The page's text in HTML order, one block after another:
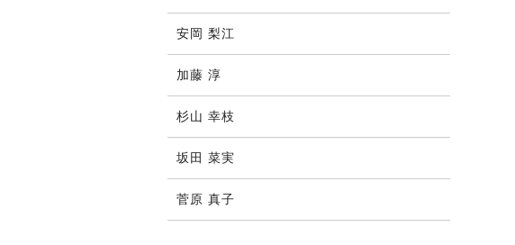
安岡 梨江
加藤 淳
杉山 幸枝
坂田 菜実
菅原 真子